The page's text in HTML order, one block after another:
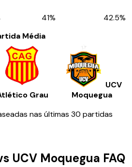
41% 42.5%
Média
Grau
UCV
Moquegua
nas últimas 30 partidas
UCV Moquegua FAQ